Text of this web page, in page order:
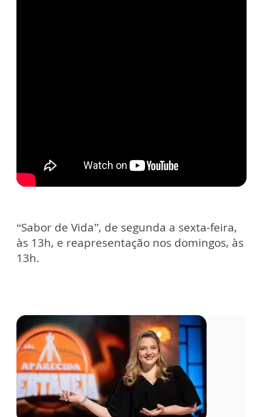
“Sabor de Vida”, de segunda a sexta-feira,
às 13h, e reapresentação nos domingos, às
13h.